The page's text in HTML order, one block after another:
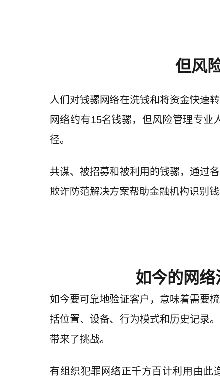
但风
人们对钱骡网络在洗钱和将资金快速
网络约有15名钱骡，但风险管理专
径。
共谋、被招募和被利用的钱骡，通过
欺诈防范解决方案帮助金融机构识别
如今的网
如今要可靠地验证客户，意味着需要
括位置、设备、行为模式和历史记录
带来了挑战。
有组织犯罪网络正千方百计利用由此